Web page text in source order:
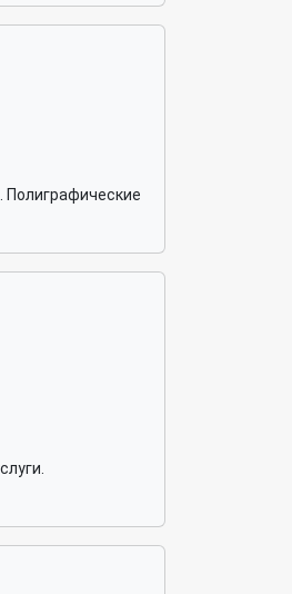
Полиграфические